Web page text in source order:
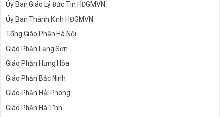
Ủy Ban Giáo Lý Đức Tin HĐGMVN
Ủy Ban Thánh Kinh HĐGMVN
Tổng Giáo Phận Hà Nội
Giáo Phận Lạng Sơn
Giáo Phận Hưng Hóa
Giáo Phận Bắc Ninh
Giáo Phận Hải Phòng
Giáo Phận Hà Tĩnh